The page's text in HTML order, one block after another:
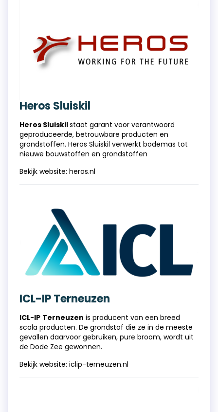
Heros Sluiskil
Heros Sluiskilstaat garant voor verantwoord
geproduceerde, betrouwbare producten en
grondstoffen. Heros Sluiskil verwerkt bodemas tot
nieuwe bouwstoffen en grondstoffen
Bekijk website: heros.nl
ICL-IP Terneuzen
ICL-IP Terneuzen is producent van een breed
scala producten. De grondstof die ze in de meeste
gevallen daarvoor gebruiken, pure broom, wordt uit
de Dode Zee gewonnen.
Bekijk website: iclip-terneuzen.nl